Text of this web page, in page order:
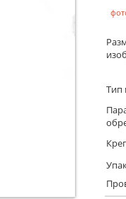
Тип